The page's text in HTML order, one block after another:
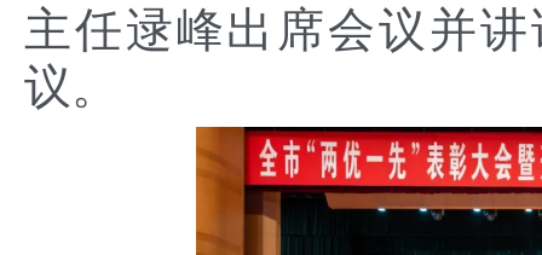
主任逯峰出席会议并讲
议。